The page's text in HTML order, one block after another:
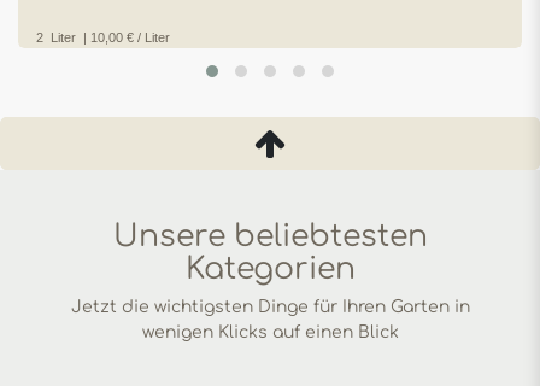
2 Liter | 10,00 € / Liter
Unsere beliebtesten
Kategorien
Jetzt die wichtigsten Dinge für Ihren Garten in
wenigen Klicks auf einen Blick